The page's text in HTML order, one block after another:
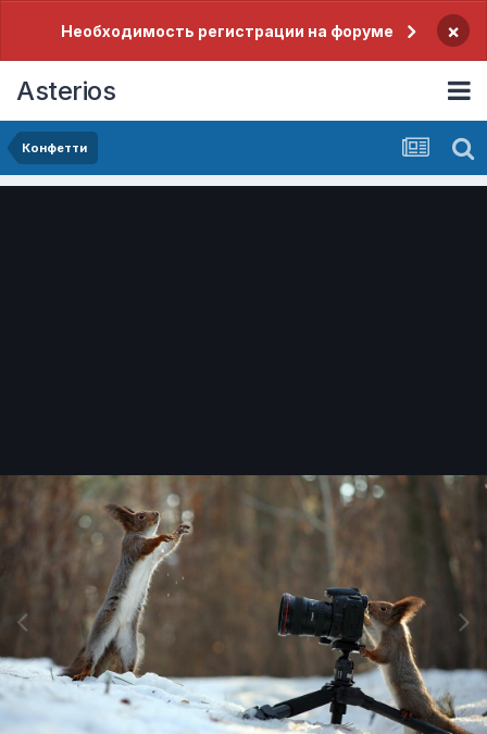
Необходимость регистрации на форуме ×
Asterios
Конфетти